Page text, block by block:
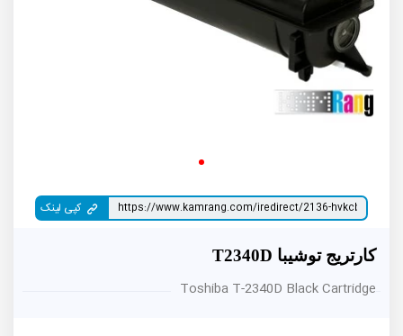
کپی لینک
کارتریج توشیبا T2340D
Toshiba T-2340D Black Cartridge